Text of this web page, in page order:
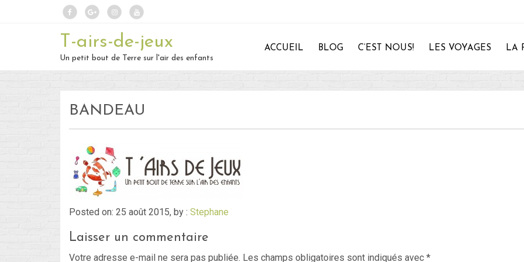
T-airs-de-jeux
Un petit bout de Terre sur l'air des enfants
ACCUEIL BLOG C’EST NOUS! LES VOYAGES LA
BANDEAU
Posted on: 25 août 2015, by : Stephane
Laisser un commentaire
Votre adresse e-mail ne sera pas publiée. Les champs obligatoires sont indiqués avec *